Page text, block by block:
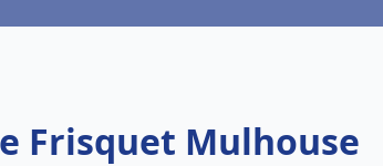
Frisquet Mulhouse